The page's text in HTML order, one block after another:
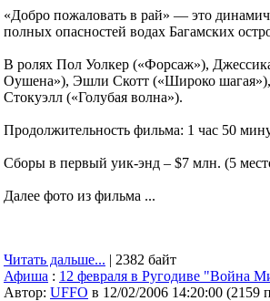
«Добро пожаловать в рай» — это
полных опасностей водах Багамских
В ролях Пол Уолкер («Форсаж»),
Оушена»), Эшли Скотт («Широко
Стокуэлл («Голубая волна»).
Продолжительность фильма: 1 час 50
Сборы в первый уик-энд – $7 млн. (5
Далее фото из фильма ...
Читать дальше... | 2382 байт
Афиша : 12 февраля в Ругодиве "Война
Автор: UFFO в 12/02/2006 14:20:00 (2159